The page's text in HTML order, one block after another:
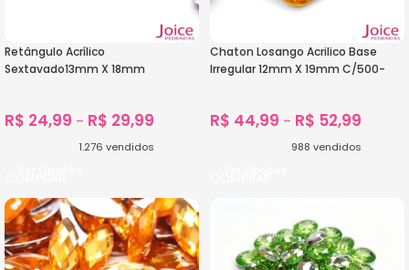
Retângulo Acrílico
Sextavado13mm X 18mm
R$ 24,99 – R$ 29,99
1.276 vendidos
Chaton Losango Acrilico Base
Irregular 12mm X 19mm C/500-
R$ 44,99 – R$ 52,99
988 vendidos